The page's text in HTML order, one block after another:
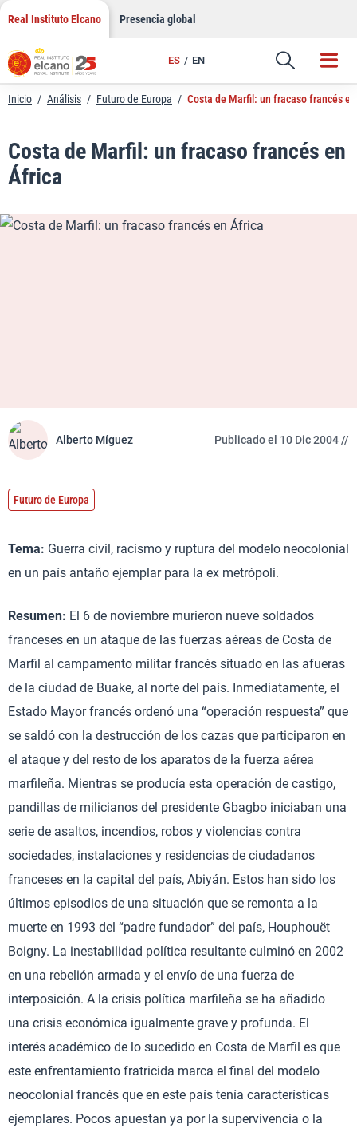
Saltar
contenido
Real Instituto Elcano Presencia global
ES EN
Enlace
Inicio / Análisis / Futuro de Europa / Costa de Marfil: un fracaso francés
Costa de Marfil: un fracaso francés en
África
Alberto Míguez Publicado el 10 Dic 2004 //
Futuro de Europa
Tema: Guerra civil, racismo y ruptura del modelo neocolonial
en un país antaño ejemplar para la ex metrópoli.
Resumen: El 6 de noviembre murieron nueve soldados
franceses en un ataque de las fuerzas aéreas de Costa de
Marfil al campamento militar francés situado en las afueras
de la ciudad de Buake, al norte del país. Inmediatamente, el
Estado Mayor francés ordenó una “operación respuesta” que
se saldó con la destrucción de los cazas que participaron en
el ataque y del resto de los aparatos de la fuerza aérea
marfileña. Mientras se producía esta operación de castigo,
pandillas de milicianos del presidente Gbagbo iniciaban una
serie de asaltos, incendios, robos y violencias contra
sociedades, instalaciones y residencias de ciudadanos
franceses en la capital del país, Abiyán. Estos han sido los
últimos episodios de una situación que se remonta a la
muerte en 1993 del “padre fundador” del país, Houphouët
Boigny. La inestabilidad política resultante culminó en 2002
en una rebelión armada y el envío de una fuerza de
interposición. A la crisis política marfileña se ha añadido
una crisis económica igualmente grave y profunda. El
interés académico de lo sucedido en Costa de Marfil es que
este enfrentamiento fratricida marca el final del modelo
neocolonial francés que en este país tenía características
ejemplares. Pocos apuestan ya por la supervivencia o la